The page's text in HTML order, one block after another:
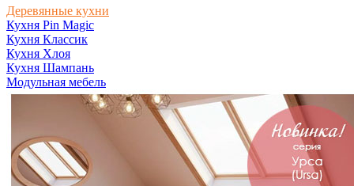
Деревянные кухни
Кухня Pin Magic
Кухня Классик
Кухня Хлоя
Кухня Шампань
Модульная мебель